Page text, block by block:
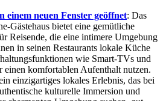
einem neuen Fenster geöffnet: Das
Gästehaus bietet eine gemütliche
Reisende, die eine intimere Umgebung
in seinen Restaurants lokale Küche
wie Smart-TVs und
einen komfortablen Aufenthalt nutzen.
einzigartiges lokales Erlebnis, das bei
kulturelle Immersion und